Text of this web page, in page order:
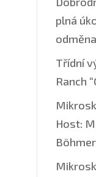
plná
Třídní
Ranch
Host: